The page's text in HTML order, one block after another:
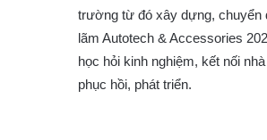
trường từ đó xây dựng, chuyển
lãm Autotech & Accessories
học hỏi kinh nghiệm, kết nối
phục hồi, phát triển.